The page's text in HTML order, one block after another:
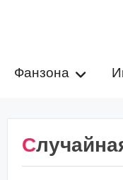
Фанзона